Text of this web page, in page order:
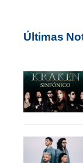
Últimas